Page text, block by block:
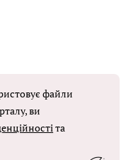
файли
ви
та